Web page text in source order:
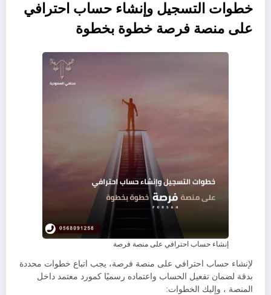
خطوات التسجيل وإنشاء حساب احترافي
على منصة فرصة خطوة بخطوة
إنشاء حساب احترافي على منصة فرصة
لإنشاء حساب احترافي على منصة فرصة، يجب اتباع خطوات محددة
بدقة لضمان تفعيل الحساب واعتماده رسميًا كمورد معتمد داخل
المنصة ، وإليك الخطوات: